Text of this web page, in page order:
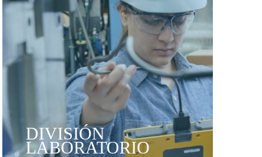
DIVISIÓN
LABORATORIO